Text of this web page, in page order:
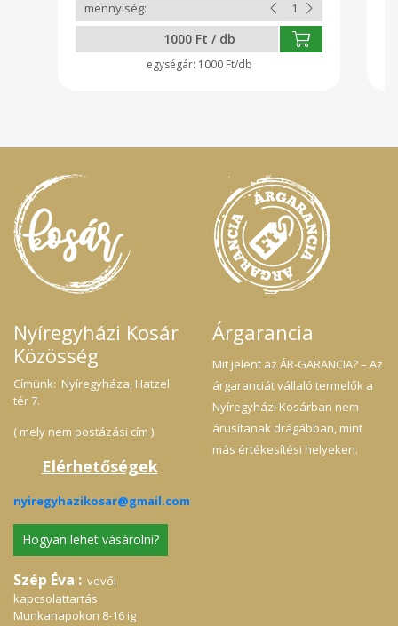
1000 Ft / db
1000 Ft/db
Nyíregyházi Kosár
Közösség
Címünk: Nyíregyháza, Hatzel
tér 7.
( mely nem postázási cím )
Elérhetőségek
nyiregyhazikosar@gmail.com
Hogyan lehet vásárolni?
Szép Éva : vevői
kapcsolattartás
Munkanapokon 8-16 ig
Árgarancia
Mit jelent az ÁR-GARANCIA? – Az
árgaranciát vállaló termelők a
Nyíregyházi Kosárban nem
árusítanak drágábban, mint
más értékesítési helyeken.